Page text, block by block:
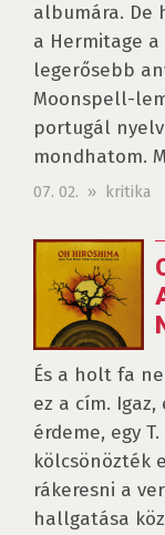
albumára. De
a Hermitage
legerősebb
Moonspell-
portugál
mondhatom.
07. 02. » kritika
És a holt fa
ez a cím.
érdeme, egy
kölcsönözték
rákeresni a
hallgatása